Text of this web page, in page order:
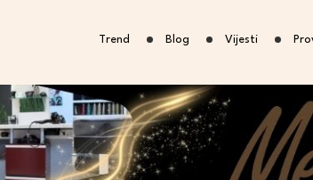
Trend Blog Vijesti